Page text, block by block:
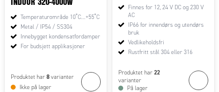
Temperaturområde 10˚C...+55˚C
Metal / IP54 / SS304
Innebygget kondensatfordamper
For budsjett applikasjoner
Produktet har 8 varianter
Ikke på lager
Finnes for 12, 24 V DC og 230 V
AC
IP66 for innendørs og utendørs
bruk
Vedlikeholdsfri
Rustfritt stål 304 eller 316
Produktet har 22
varianter
På lager